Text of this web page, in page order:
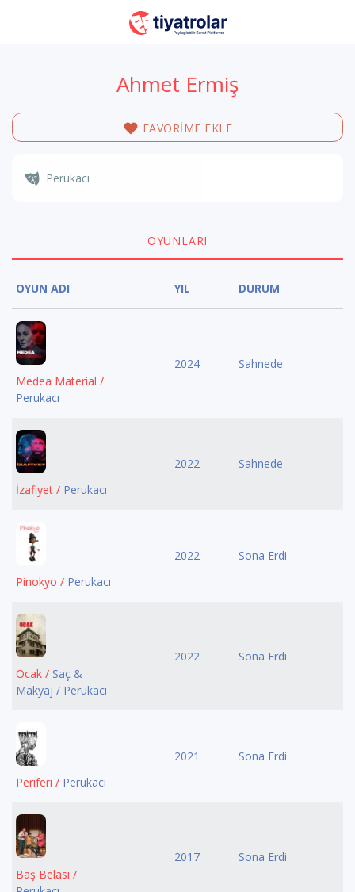
Ahmet Ermiş
FAVORİME EKLE
Perukacı
OYUNLARI
OYUN ADI YIL DURUM
Medea Material /
Perukacı
2024 Sahnede
İzafiyet / Perukacı
2022 Sahnede
Pinokyo / Perukacı
2022 Sona Erdi
Ocak / Saç &
Makyaj / Perukacı
2022 Sona Erdi
Periferi / Perukacı
2021 Sona Erdi
Baş Belası /
2017 Sona Erdi